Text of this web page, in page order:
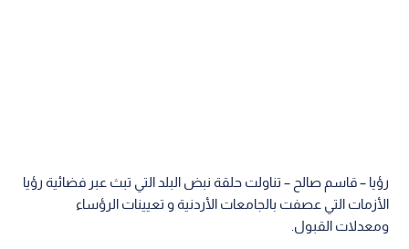
رؤيا – قاسم صالح – تناولت حلقة نبض البلد التي تبث عبر فضائية رؤيا
الأزمات التي عصفت بالجامعات الأردنية و تعيينات الرؤساء
ومعدلات القبول.